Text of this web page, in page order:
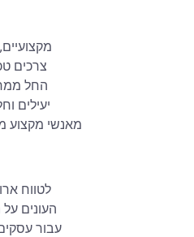
צרכים
מאנשי מקצוע
העונים
עבור